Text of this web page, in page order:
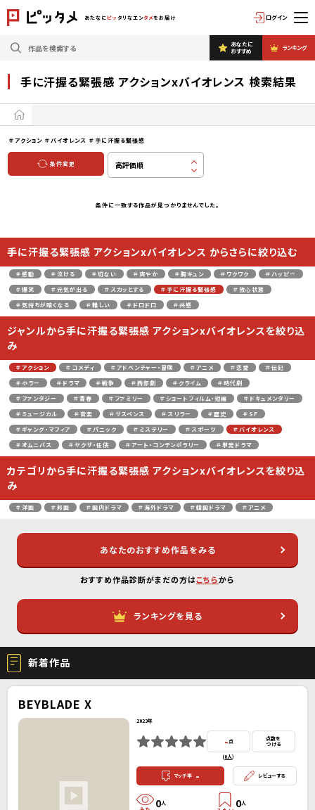
あたなに ピッ タリなエンタメをお届け ログイン
あなたに
おすすめ
ランキング
手に汗握る緊張感 アクションxバイオレンス 検索結果
＃アクション ＃バイオレンス ＃手に汗握る緊張感
条件変更
条件に一致する作品が見つかりませんでした。
手に汗握る緊張感 アクションxバイオレンス からさらに絞り込む
＃感動 ＃泣ける ＃切ない ＃爽やか ＃胸キュン ＃ワクワク
＃ハッピー
＃爆笑
＃元気が出る ＃スカッとする ＃手に汗握る緊張感
＃放心状態
＃気持ちが暗くなる
＃難しい ＃ドロドロ ＃共感
ジャンルから手に汗握る緊張感 アクションxバイオレンスを絞り込
み
＃アクション ＃コメディ ＃アドベンチャー・冒険 ＃アニメ ＃恋愛
＃伝記
＃ホラー
＃ドラマ ＃戦争 ＃西部劇 ＃クライム
＃時代劇
＃ファンタジー
＃青春 ＃ファミリー ＃ショートフィルム・短編
＃ドキュメンタリー
＃ミュージカル
＃音楽 ＃サスペンス ＃スリラー ＃歴史
＃SF
＃ギャング・マフィア
＃パニック ＃ミステリー ＃スポーツ
＃バイオレンス
＃オムニバス
＃ヤクザ・任侠 ＃アート・コンテンポラリー ＃単発ドラマ
カテゴリから手に汗握る緊張感 アクションxバイオレンスを絞り込
み
＃洋画 ＃邦画 ＃国内ドラマ ＃海外ドラマ ＃韓国ドラマ ＃アニメ
あなたのおすすめ作品をみる
おすすめ作品診断がまだの方はこちらから
ランキングを見る
新着作品
BEYBLADE X
2023年
-点
(0人）
点数を
つける
マッチ率 - レビューする
0人 0人